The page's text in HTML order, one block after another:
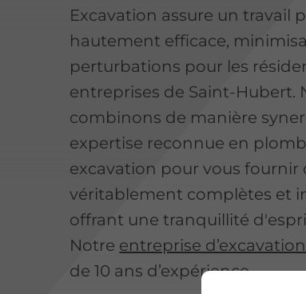
Excavation assure un travail
hautement efficace,
perturbations pour les
entreprises de Saint-Hubert.
combinons de manière
expertise reconnue en
excavation pour vous fournir
véritablement complètes et
offrant une tranquillité
Notre entreprise d’excavation
de 10 ans d’expérience.